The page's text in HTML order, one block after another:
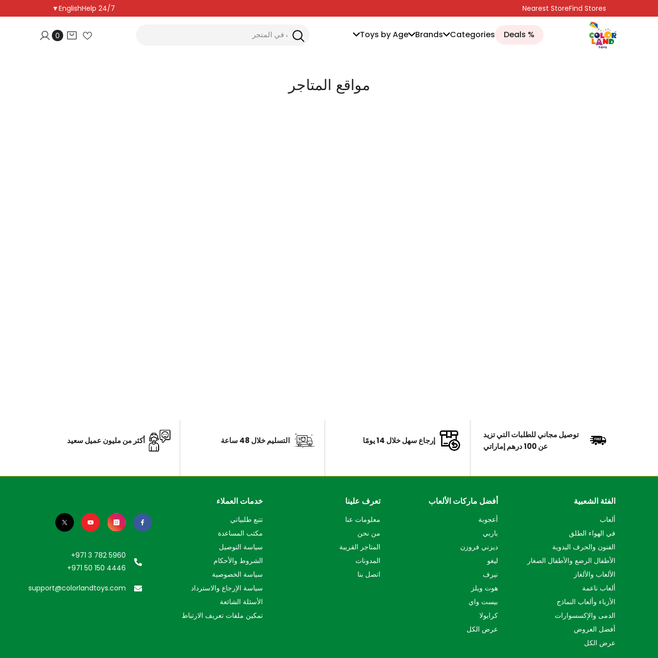
انتقل إلى المحتوىFind Stores
Nearest Store
Help 24/7
English
▼
% Deals
Categories
Brands
Toys by Age
0
0
مواقع المتاجر
توصيل مجاني للطلبات التي تزيد
عن 100 درهم إماراتي
إرجاع سهل خلال 14 يومًا التسليم خلال 48 ساعة أكثر من مليون عميل سعيد
الفئة الشعبية
ألعاب
في الهواء الطلق
الفنون والحرف اليدوية
الأطفال الرضع والأطفال الصغار
الألعاب والألغاز
ألعاب ناعمة
الأزياء وألعاب النماذج
الدمى والإكسسوارات
أفضل العروض
عرض الكل
أفضل ماركات الألعاب
أعجوبة
باربي
ديزني فروزن
ليغو
نيرف
هوت ويلز
بيست واي
كرايولا
عرض الكل
تعرف علينا
معلومات عنا
من نحن
المتاجر القريبة
المدونات
اتصل بنا
خدمات العملاء
تتبع طلبياتي
مكتب المساعدة
سياسة التوصيل
الشروط والأحكام
سياسة الخصوصية
سياسة الإرجاع والاسترداد
الأسئلة الشائعة
تمكين ملفات تعريف الارتباط
+971 3 782 5960
+971 50 150 4446
support@colorlandtoys.com